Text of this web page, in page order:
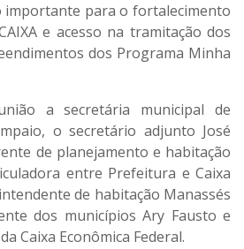
para o fortalecimento
e acesso na tramitação dos
dos Programa Minha
a secretária municipal de
o secretário adjunto José
de planejamento e habitação
entre Prefeitura e Caixa
de habitação Manassés
dos municípios Ary Fausto e
Caixa Econômica Federal.